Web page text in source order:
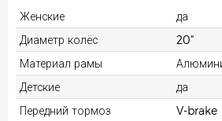
Женские
да
Диаметр колёс
20"
Материал рамы
Детские
да
Передний тормоз
V-brake